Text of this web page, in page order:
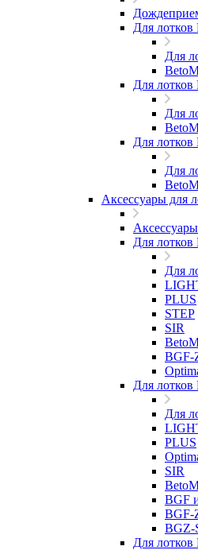
Для лотков
Для
Для лотков
Для
Для лотков
Для
Аксессуары для
Для лотков
Для
PLUS
STEP
SIR
BGF-
Для лотков
Для
PLUS
SIR
BGF
BGF-
BGZ-
Для лотков